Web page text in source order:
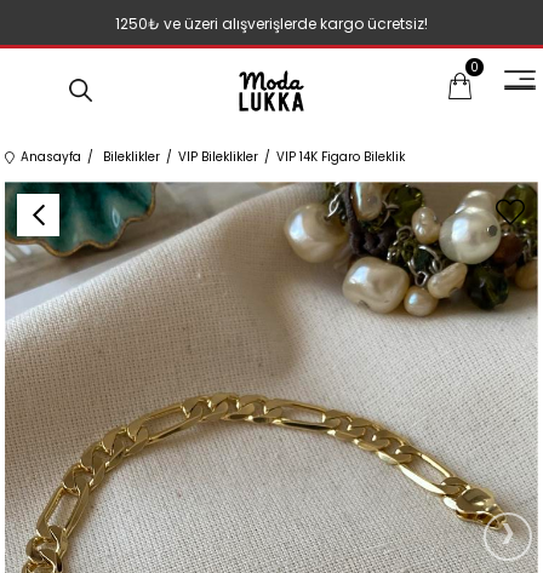
1250₺ ve üzeri alışverişlerde kargo ücretsiz!
0
Anasayfa Bileklikler VIP Bileklikler VIP 14K Figaro Bileklik
›